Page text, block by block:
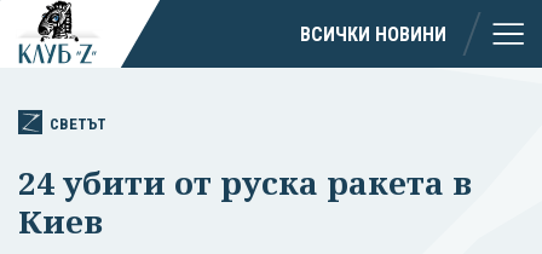
ВСИЧКИ НОВИНИ
СВЕТЪТ
24 убити от руска ракета в
Киев